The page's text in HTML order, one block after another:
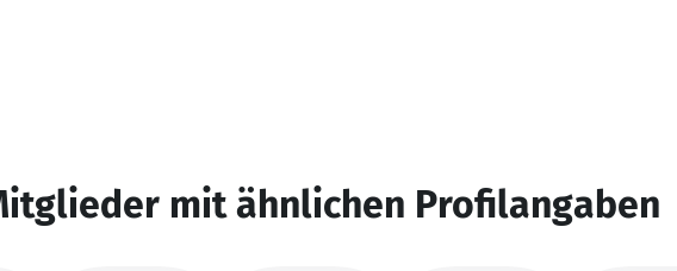
mit ähnlichen Profilangaben